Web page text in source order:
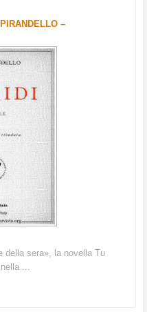
–
della sera», la novella Tu
...